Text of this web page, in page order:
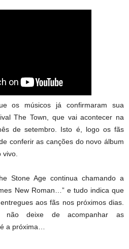
os músicos já confirmaram sua
The Town, que vai acontecer na
de setembro. Isto é, logo os fãs
conferir as canções do novo álbum
Stone Age continua chamando a
New Roman…” e tudo indica que
aos fãs nos próximos dias.
não deixe de acompanhar as
a próxima…